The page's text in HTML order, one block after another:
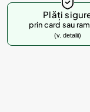
Plăți
prin card sau
(v. detalii)